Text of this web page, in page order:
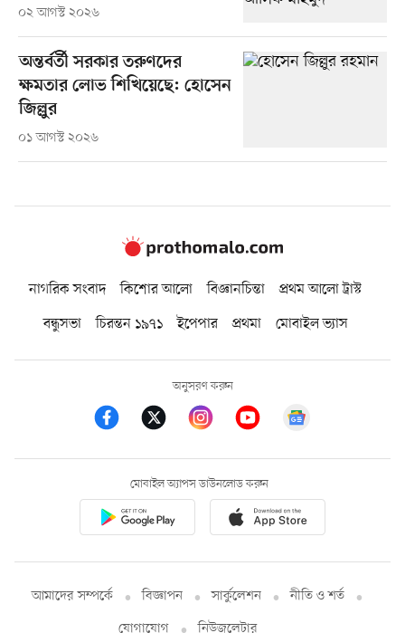
০২ আগস্ট ২০২৬
অন্তর্বর্তী সরকার তরুণদের
ক্ষমতার লোভ শিখিয়েছে: হোসেন
জিল্লুর
০১ আগস্ট ২০২৬
নাগরিক সংবাদ কিশোর আলো বিজ্ঞানচিন্তা
প্রথম আলো ট্রাস্ট
বন্ধুসভা
চিরন্তন ১৯৭১ ইপেপার প্রথমা মোবাইল ভ্যাস
অনুসরণ করুন
মোবাইল অ্যাপস ডাউনলোড করুন
আমাদের সম্পর্কে বিজ্ঞাপন সার্কুলেশন
নীতি ও শর্ত
যোগাযোগ
নিউজলেটার